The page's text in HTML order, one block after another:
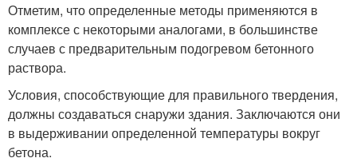
Отметим, что определенные методы применяются в
комплексе с некоторыми аналогами, в большинстве
случаев с предварительным подогревом бетонного
раствора.
Условия, способствующие для правильного твердения,
должны создаваться снаружи здания. Заключаются они
в выдерживании определенной температуры вокруг
бетона.